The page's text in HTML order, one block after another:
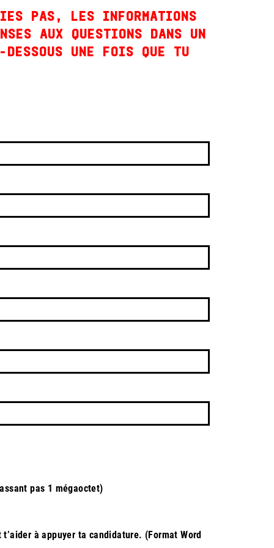
PAS, LES INFORMATIONS
AUX QUESTIONS DANS UN
UNE FOIS QUE TU
pas 1 mégaoctet)
à appuyer ta candidature. (Format Word